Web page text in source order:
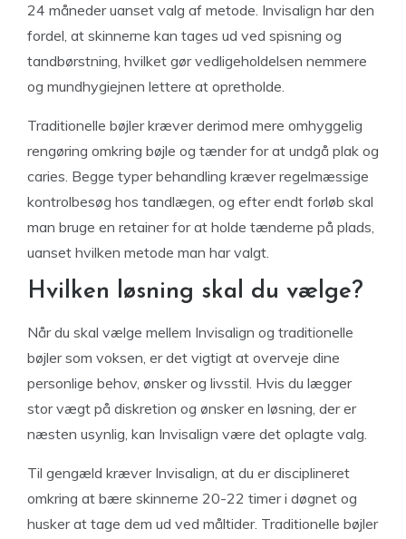
24 måneder uanset valg af metode. Invisalign har den
fordel, at skinnerne kan tages ud ved spisning og
tandbørstning, hvilket gør vedligeholdelsen nemmere
og mundhygiejnen lettere at opretholde.
Traditionelle bøjler kræver derimod mere omhyggelig
rengøring omkring bøjle og tænder for at undgå plak og
caries. Begge typer behandling kræver regelmæssige
kontrolbesøg hos tandlægen, og efter endt forløb skal
man bruge en retainer for at holde tænderne på plads,
uanset hvilken metode man har valgt.
Hvilken løsning skal du vælge?
Når du skal vælge mellem Invisalign og traditionelle
bøjler som voksen, er det vigtigt at overveje dine
personlige behov, ønsker og livsstil. Hvis du lægger
stor vægt på diskretion og ønsker en løsning, der er
næsten usynlig, kan Invisalign være det oplagte valg.
Til gengæld kræver Invisalign, at du er disciplineret
omkring at bære skinnerne 20-22 timer i døgnet og
husker at tage dem ud ved måltider. Traditionelle bøjler